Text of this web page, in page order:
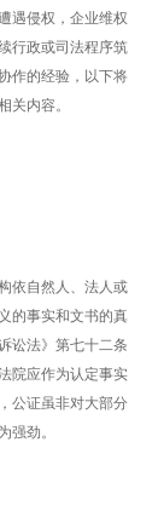
遇侵权，企业维权
行政或司法程序筑
作的经验，以下将
关内容。
依自然人、法人或
的事实和文书的真
讼法》第七十二条
院应作为认定事实
公证虽非对大部分
强劲。